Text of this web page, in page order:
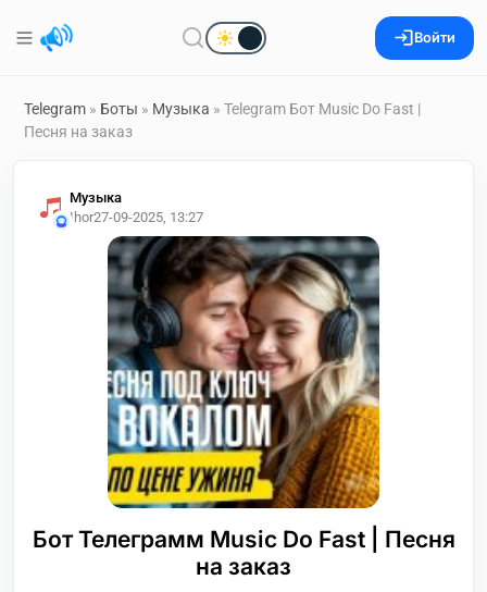
Войти
Telegram » Боты » Музыка » Telegram Бот Music Do Fast |
Песня на заказ
Музыка
Ihor27-09-2025, 13:27
Бот Телеграмм Music Do Fast | Песня
на заказ